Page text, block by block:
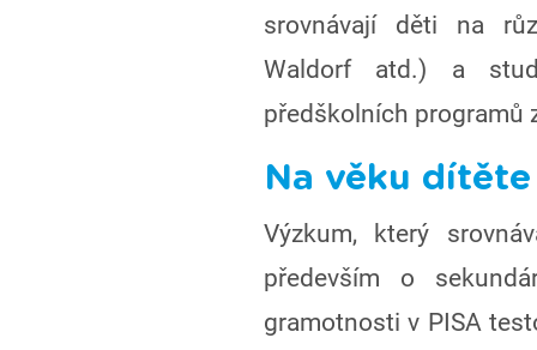
srovnávají děti na
Waldorf atd.) a
předškolních programů
Na věku
Výzkum, který
především o
gramotnosti v PISA